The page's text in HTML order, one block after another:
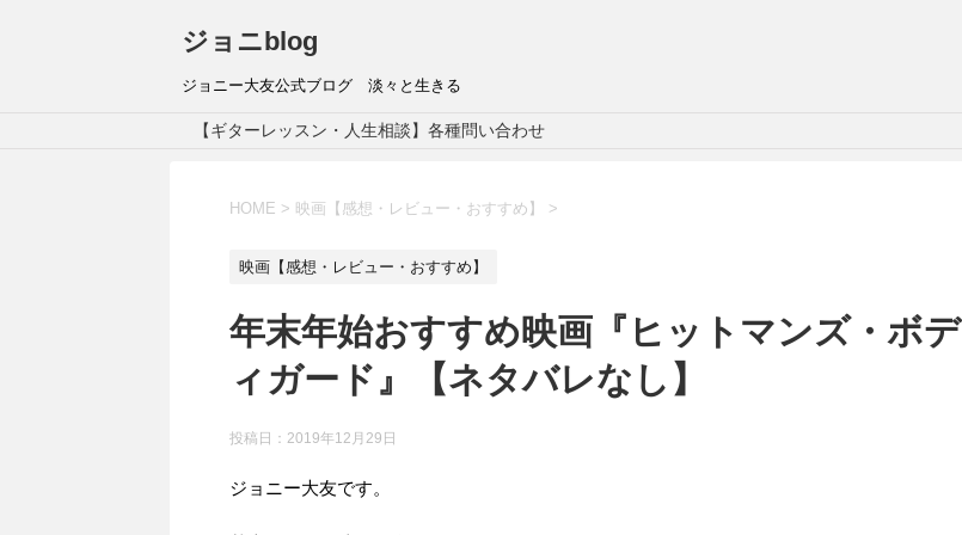
ジョニblog
ジョニー大友公式ブログ 淡々と生きる
【ギターレッスン・人生相談】各種問い合わせ
HOME > 映画【感想・レビュー・おすすめ】 >
映画【感想・レビュー・おすすめ】
年末年始おすすめ映画『ヒットマンズ・ボデ
ィガード』【ネタバレなし】
投稿日： 2019年12月29日
ジョニー大友です。